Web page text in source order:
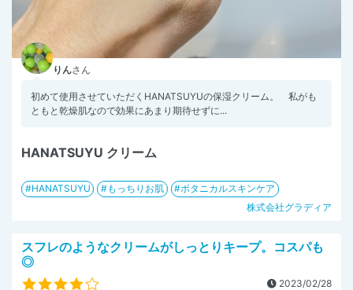
りんさん
初めて使用させていただくHANATSUYUの保湿クリーム。 私がも
ともと乾燥肌なので効果にあまり期待せずに...
HANATSUYU クリーム
HANATSUYU もっちりお肌
ボタニカルスキンケア
株式会社グラディア
スフレのようなクリームがしっとりキープ。コスパも
◎
2023/02/28